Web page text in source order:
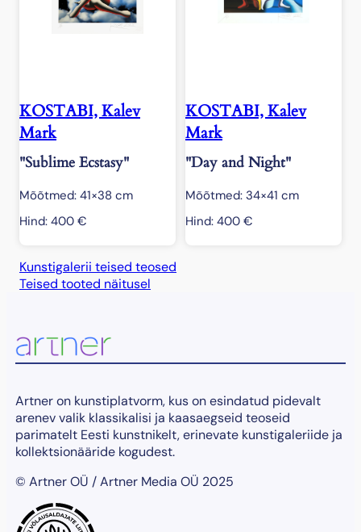
KOSTABI, Kalev
Mark
"Sublime Ecstasy"
Mõõtmed: 41×38 cm
Hind: 400 €
KOSTABI, Kalev
Mark
"Day and Night"
Mõõtmed: 34×41 cm
Hind: 400 €
Kunstigalerii teised teosed
Teised tooted näitusel
Artner on kunstiplatvorm, kus on esindatud pidevalt
arenev valik klassikalisi ja kaasaegseid teoseid
parimatelt Eesti kunstnikelt, erinevate kunstigaleriide ja
kollektsionääride kogudest.
© Artner OÜ / Artner Media OÜ 2025